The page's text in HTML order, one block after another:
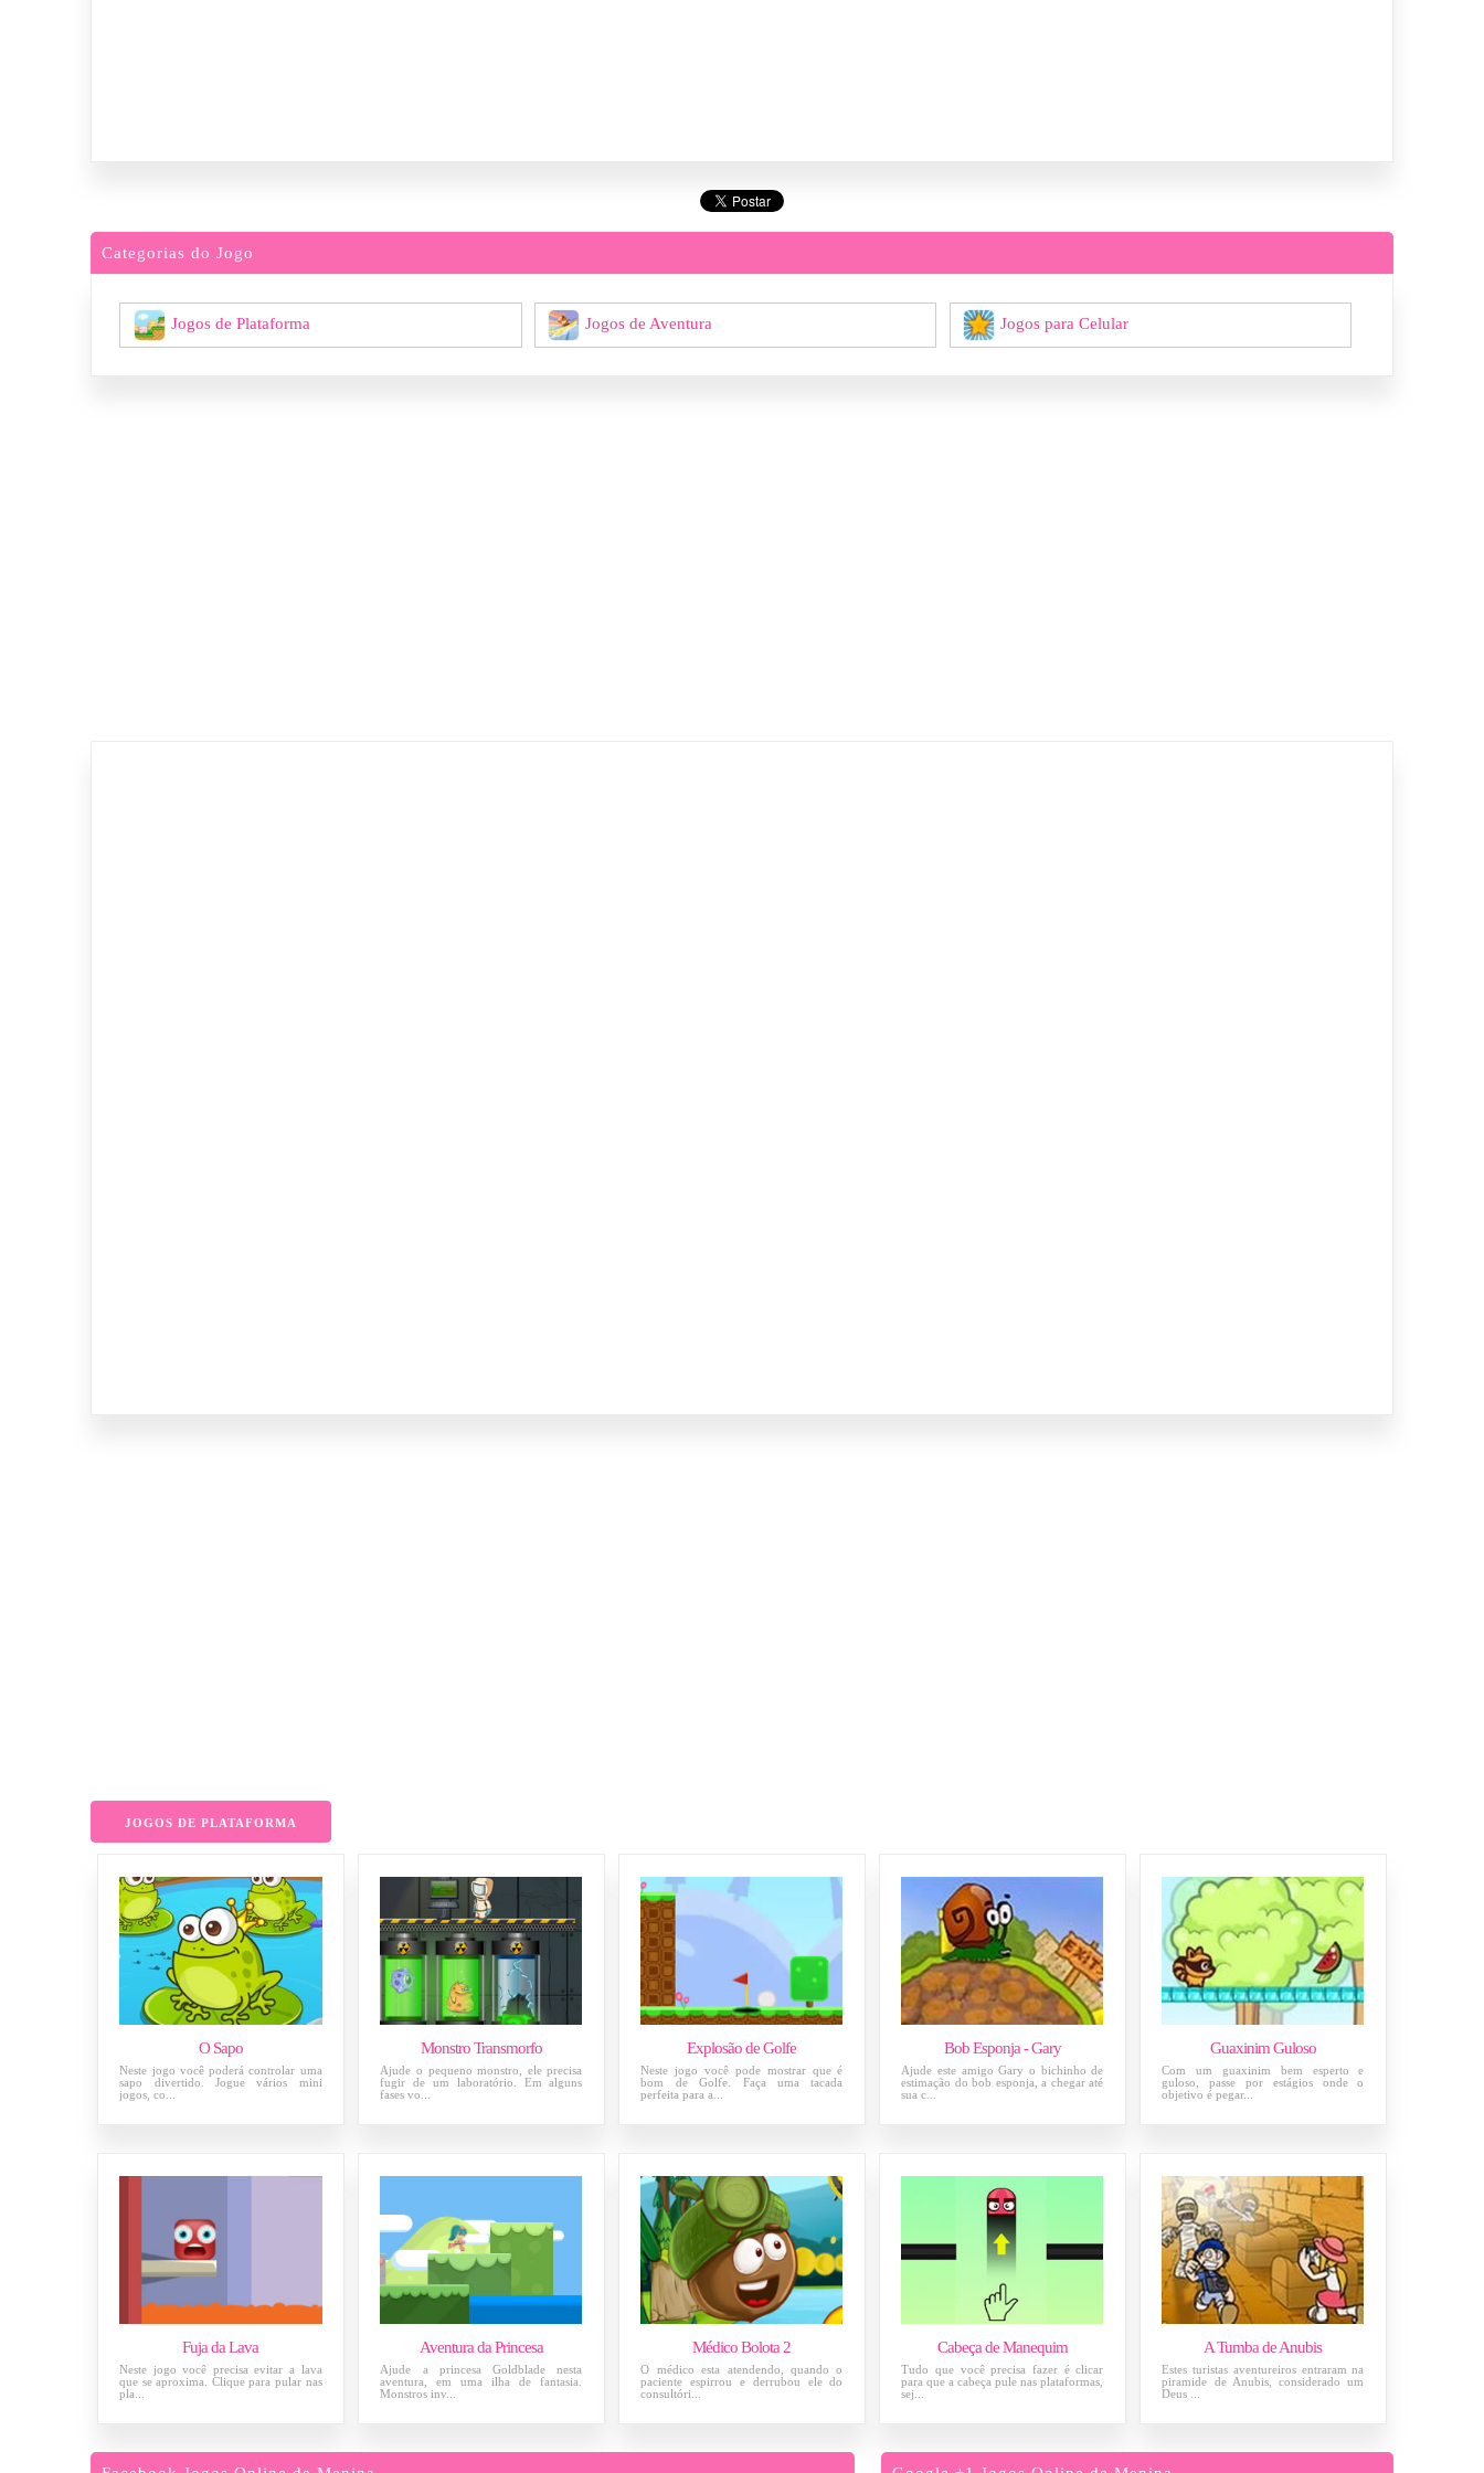
Categorias do Jogo
Jogos de Plataforma Jogos de Aventura Jogos para Celular
JOGOS DE PLATAFORMA
O Sapo
Neste jogo você poderá controlar uma
sapo divertido. Jogue vários mini
jogos, co...
Monstro Transmorfo
Ajude o pequeno monstro, ele precisa
fugir de um laboratório. Em alguns
fases vo...
Explosão de Golfe
Neste jogo você pode mostrar que é
bom de Golfe. Faça uma tacada
perfeita para a...
Bob Esponja - Gary
Ajude este amigo Gary o bichinho de
estimação do bob esponja, a chegar até
sua c...
Guaxinim Guloso
Com um guaxinim bem esperto e
guloso, passe por estágios onde o
objetivo é pegar...
Fuja da Lava
Neste jogo você precisa evitar a lava
que se aproxima. Clique para pular nas
pla...
Aventura da Princesa
Ajude a princesa Goldblade nesta
aventura, em uma ilha de fantasia.
Monstros inv...
Médico Bolota 2
O médico esta atendendo, quando o
paciente espirrou e derrubou ele do
consultóri...
Cabeça de Manequim
Tudo que você precisa fazer é clicar
para que a cabeça pule nas plataformas,
sej...
A Tumba de Anubis
Estes turistas aventureiros entraram na
piramide de Anubis, considerado um
Deus ...